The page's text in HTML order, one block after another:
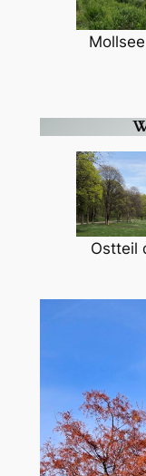
Ostteil